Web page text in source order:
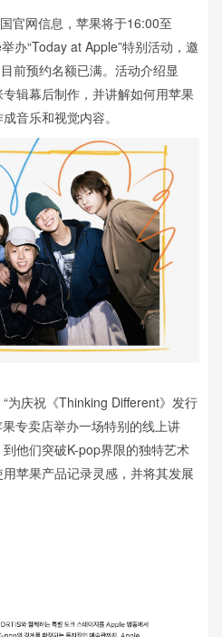
官网信息，苹果将于16:00至
办“Today at Apple”特别活动，邀
前预约名额已满。活动介绍显
辑幕后制作，并讲解如何用苹果
音乐和视觉内容。
为庆祝《Thinking Different》发行
专卖店举办一场特别的线上讲
他们突破K-pop界限的独特艺术
苹果产品记录灵感，并将其发展